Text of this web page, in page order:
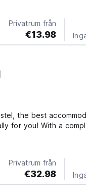
TVs, minibar,...
Privatrum från
€13.98
the best
for you! With a
and hospitality...
Privatrum från
€32.98